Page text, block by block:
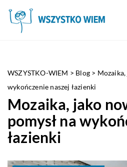
WSZYSTKO-WIEM > Blog >
wykończenie naszej łazienki
Mozaika, jako
pomysł na
łazienki